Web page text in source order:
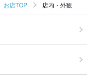
お店TOP 店内・外観